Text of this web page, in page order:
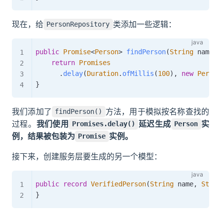
现在，给 PersonRepository 类添加一些逻辑：
public Promise<Person> findPerson(String name
return Promises
. delay(Duration. ofMillis (100) , new Person
}
我们添加了 findPerson()
方法，用于模拟按名称查找的
过程。 我们使用 Promises.delay() 延迟生成 Person 实
例，结果被包装为 Promise 实例。
接下来，创建服务层要生成的另一个模型：
public record VerifiedPerson(String name,
}